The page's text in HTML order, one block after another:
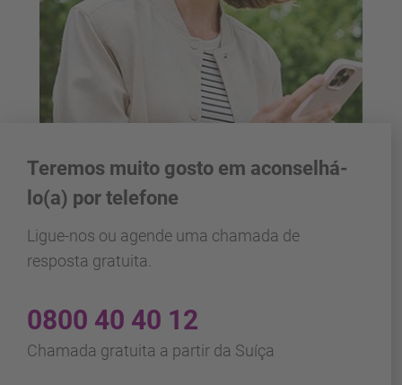
Teremos muito gosto em aconselhá-
lo(a) por telefone
Ligue-nos ou agende uma chamada de
resposta gratuita.
0800 40 40 12
Chamada gratuita a partir da Suíça